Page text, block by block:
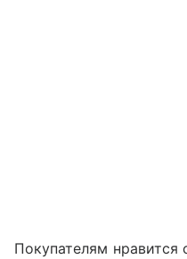
Покупателям нравится